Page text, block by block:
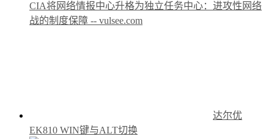
CIA将网络情报中心升格为独立任务中心：进攻性网络
战的制度保障 -- vulsee.com
达尔优
EK810 WIN键与ALT切换